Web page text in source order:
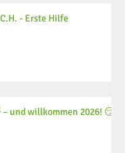
- Erste Hilfe
– und willkommen 2026! 😏